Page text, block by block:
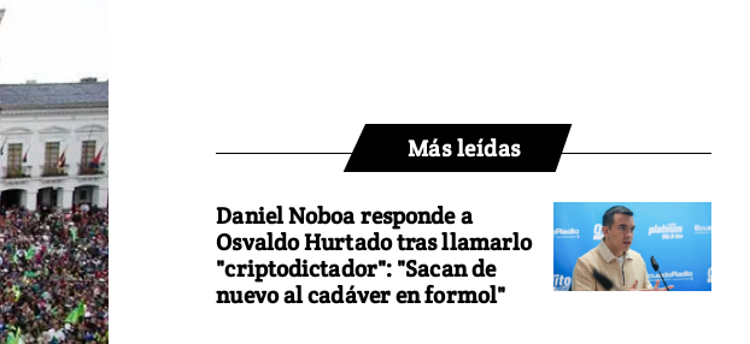
Más leídas
Daniel Noboa responde a
Osvaldo Hurtado tras llamarlo
"criptodictador": "Sacan de
nuevo al cadáver en formol"